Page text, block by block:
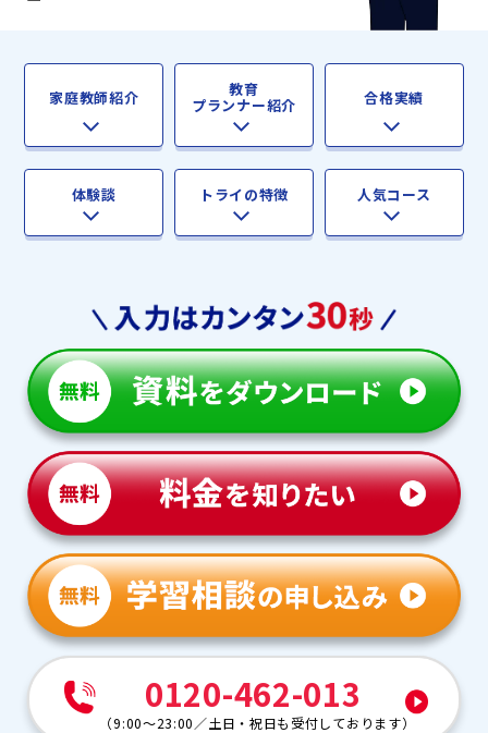
家庭教師紹介 教育
プランナー紹介 合格実績
体験談 トライの特徴 人気コース
0120-462-013
（9:00～23:00 ／土日・祝日も受付しております）